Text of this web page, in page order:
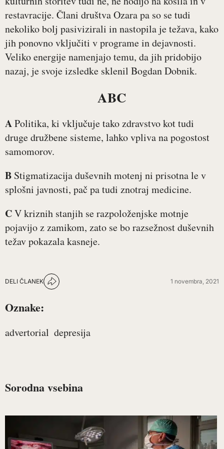
restavracije. Člani društva Ozara pa so se tudi
nekoliko bolj pasivizirali in nastopila je težava, kako
jih ponovno vključiti v programe in dejavnosti.
Veliko energije namenjajo temu, da jih pridobijo
nazaj, je svoje izsledke sklenil Bogdan Dobnik.
ABC
APolitika, ki vključuje tako zdravstvo kot tudi
druge družbene sisteme, lahko vpliva na pogostost
samomorov.
B Stigmatizacija duševnih motenj ni prisotna le v
splošni javnosti, pač pa tudi znotraj medicine.
CV kriznih stanjih se razpoloženjske motnje
pojavijo z zamikom, zato se bo razsežnost duševnih
težav pokazala kasneje.
DELI ČLANEK 1 novembra, 2021
Oznake:
advertorial depresija
Sorodna vsebina